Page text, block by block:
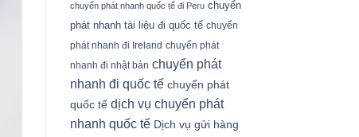
chuyển phát nhanh quốc tế đi Peru chuyển
phát nhanh tài liệu đi quốc tế chuyển
phát nhanh đi Ireland chuyển phát
nhanh đi nhật bản chuyển phát
nhanh đi quốc tế chuyển phát
quốc tế dịch vụ chuyển phát
nhanh quốc tế Dịch vụ gửi hàng